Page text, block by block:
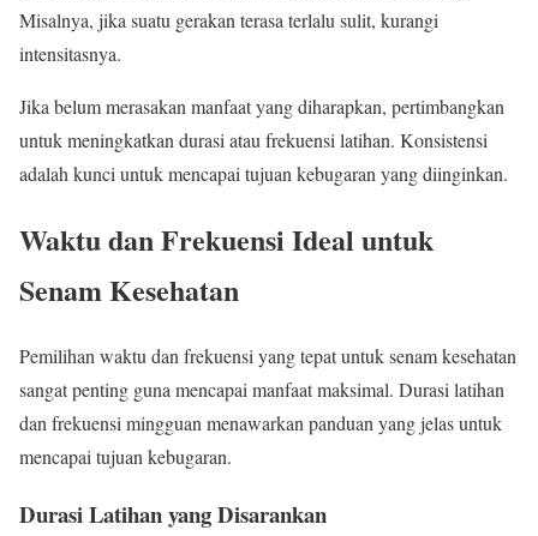
Misalnya, jika suatu gerakan terasa terlalu sulit, kurangi
intensitasnya.
Jika belum merasakan manfaat yang diharapkan, pertimbangkan
untuk meningkatkan durasi atau frekuensi latihan. Konsistensi
adalah kunci untuk mencapai tujuan kebugaran yang diinginkan.
Waktu dan Frekuensi Ideal untuk
Senam Kesehatan
Pemilihan waktu dan frekuensi yang tepat untuk senam kesehatan
sangat penting guna mencapai manfaat maksimal. Durasi latihan
dan frekuensi mingguan menawarkan panduan yang jelas untuk
mencapai tujuan kebugaran.
Durasi Latihan yang Disarankan